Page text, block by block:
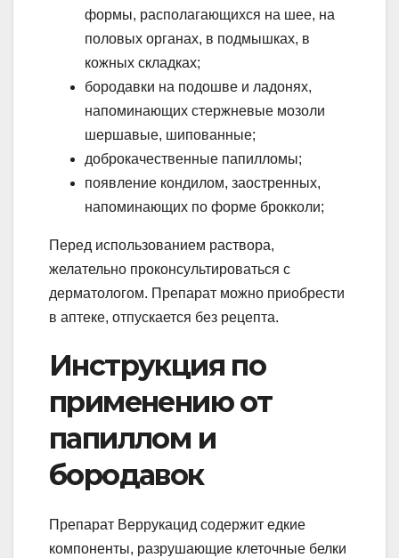
формы, располагающихся на шее, на
половых органах, в подмышках, в
кожных складках;
бородавки на подошве и ладонях,
напоминающих стержневые мозоли
шершавые, шипованные;
доброкачественные папилломы;
появление кондилом, заостренных,
напоминающих по форме брокколи;
Перед использованием раствора,
желательно проконсультироваться с
дерматологом. Препарат можно приобрести
в аптеке, отпускается без рецепта.
Инструкция по
применению от
папиллом и
бородавок
Препарат Веррукацид содержит едкие
компоненты, разрушающие клеточные белки